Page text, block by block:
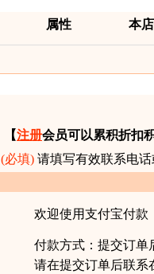
属性 本
【注册会员可以累积折扣
(必填) 请填写有效联系电
欢迎使用支付宝付款
付款方式：提交订单
请在提交订单后联系